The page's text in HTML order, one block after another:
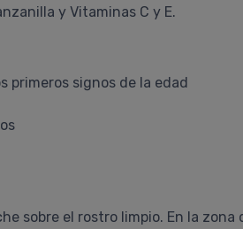
y Vitaminas C y E.
primeros signos de la edad
sobre el rostro limpio. En la